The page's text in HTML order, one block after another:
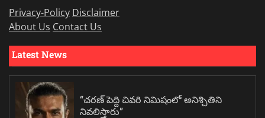
Privacy-Policy Disclaimer
About Us Contact Us
Latest News
“చరణ్ పెద్ది చివరి నిమిషంలో అనిశ్చితిని
నివలిస్తారు”